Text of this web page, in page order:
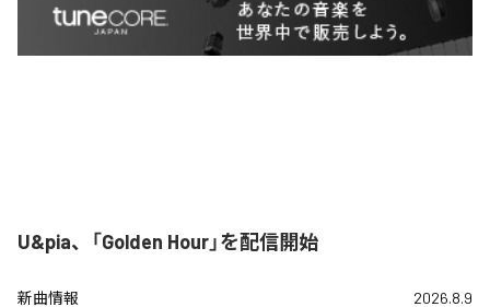
U&pia、「Golden Hour」を配信開始
新曲情報 2026.8.9